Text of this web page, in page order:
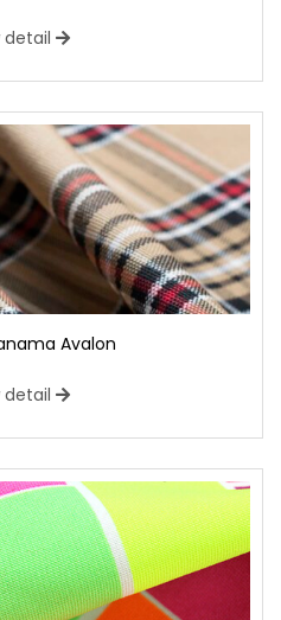
detail
Avalon
detail